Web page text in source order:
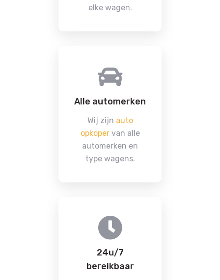
elke wagen.
Alle automerken
Wij zijn auto
opkopervan alle
automerken en
type wagens.
24u/7
bereikbaar